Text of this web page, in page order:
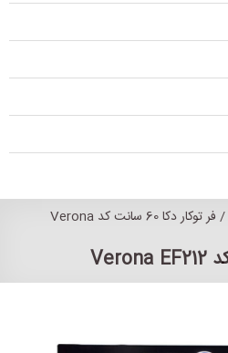
/ فر توکار دکا 60 سانت کد Verona